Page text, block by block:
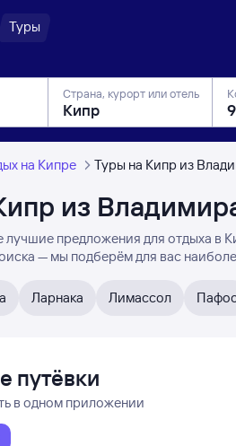
Туры
Страна, курорт или отель
на Кипре Туры на Кипр из
из
лучшие предложения для отдыха в
— мы подберём для вас
Ларнака Лимассол
путёвки
в одном приложении